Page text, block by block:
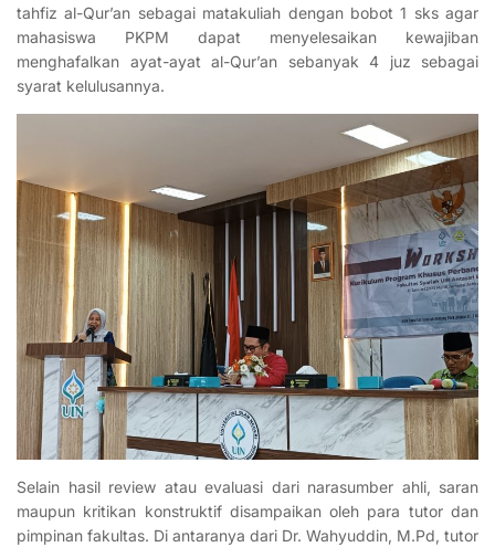
tahfiz al-Qur’an sebagai matakuliah dengan bobot 1 sks agar
mahasiswa PKPM dapat menyelesaikan kewajiban
menghafalkan ayat-ayat al-Qur’an sebanyak 4 juz sebagai
syarat kelulusannya.
Selain hasil review atau evaluasi dari narasumber ahli, saran
maupun kritikan konstruktif disampaikan oleh para tutor dan
pimpinan fakultas. Di antaranya dari Dr. Wahyuddin, M.Pd, tutor